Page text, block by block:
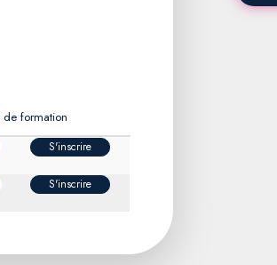
de formation
S'inscrire
S'inscrire